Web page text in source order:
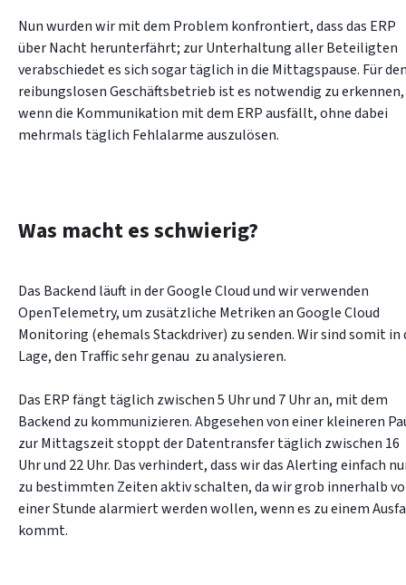
Nun wurden wir mit dem Problem konfrontiert, dass das ERP
über Nacht herunterfährt; zur Unterhaltung aller Beteiligten
verabschiedet es sich sogar täglich in die Mittagspause. Für
reibungslosen Geschäftsbetrieb ist es notwendig zu erkennen,
wenn die Kommunikation mit dem ERP ausfällt, ohne dabei
mehrmals täglich Fehlalarme auszulösen.
Was macht es schwierig?
Das Backend läuft in der Google Cloud und wir verwenden
OpenTelemetry, um zusätzliche Metriken an Google Cloud
Monitoring (ehemals Stackdriver) zu senden. Wir sind somit in
Lage, den Traffic sehr genau  zu analysieren.
Das ERP fängt täglich zwischen 5 Uhr und 7 Uhr an, mit dem
Backend zu kommunizieren. Abgesehen von einer kleineren
zur Mittagszeit stoppt der Datentransfer täglich zwischen 16
Uhr und 22 Uhr. Das verhindert, dass wir das Alerting einfach
zu bestimmten Zeiten aktiv schalten, da wir grob innerhalb
einer Stunde alarmiert werden wollen, wenn es zu einem
kommt.